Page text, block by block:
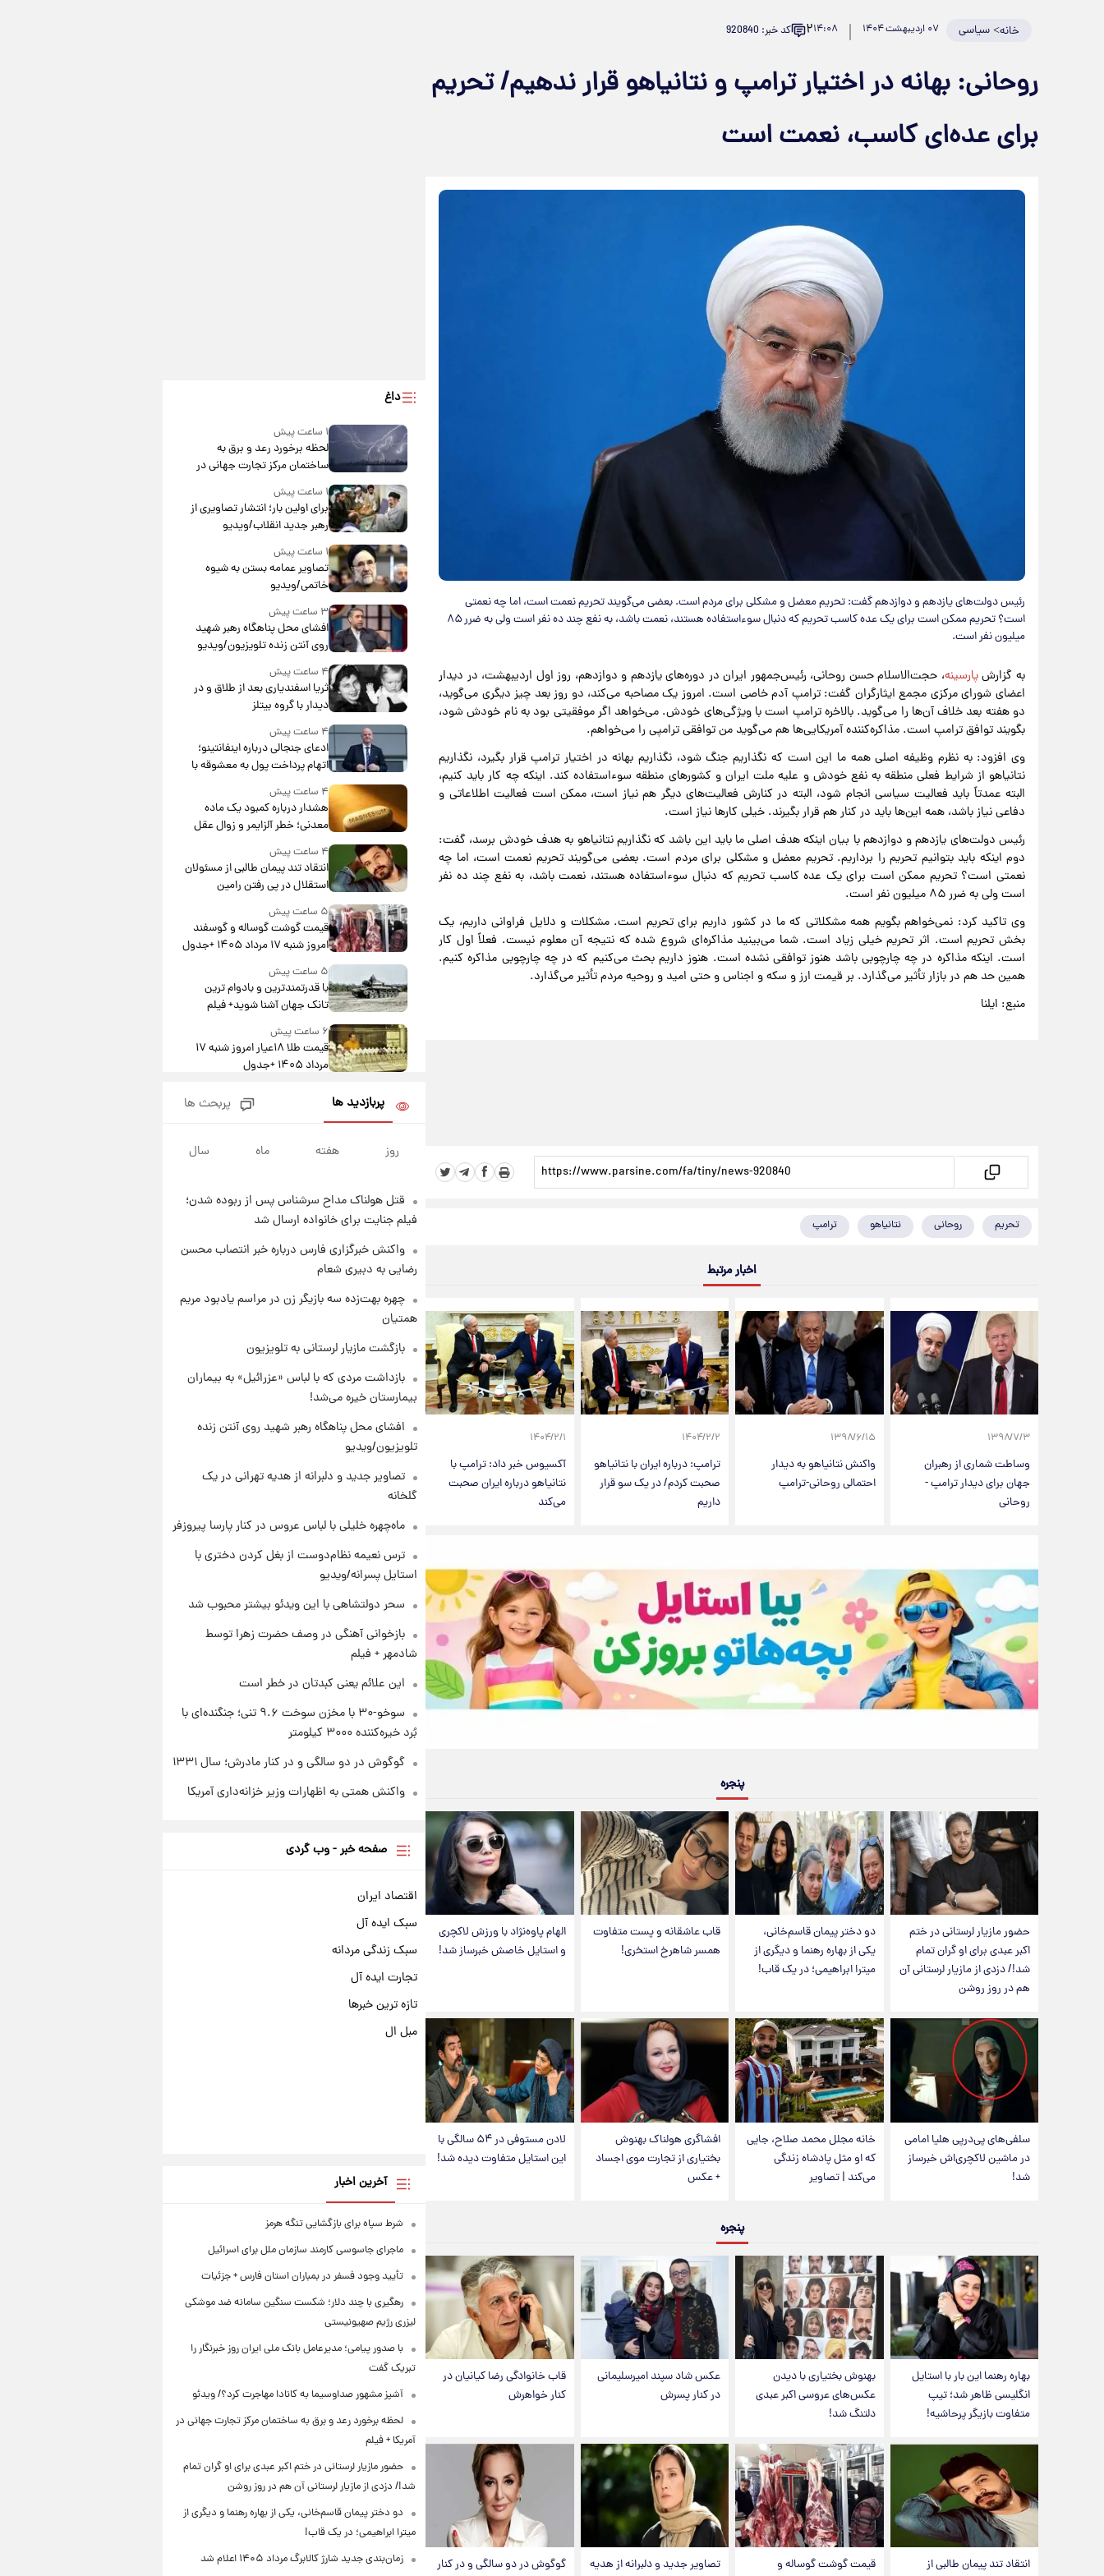
خانه>سیاسی ۰۷ اردیبهشت ۱۴۰۴ ۱۴:۰۸۲ کد خبر: 920840
روحانی: بهانه در اختیار ترامپ و نتانیاهو قرار ندهیم/ تحریم
برای عده‌ای کاسب، نعمت است
رئیس‌ دولت‌های یازدهم و دوازدهم گفت: تحریم معضل و مشکلی برای مردم است. بعضی می‌گویند تحریم نعمت است، اما چه نعمتی
است؟ تحریم ممکن است برای یک عده کاسب تحریم که دنبال سوء‌استفاده هستند، نعمت باشد، به نفع چند ده نفر است ولی به ضرر ۸۵
میلیون نفر است.
به گزارشپارسینه، حجت‌الاسلام‌ حسن روحانی، رئیس‌جمهور ایران در دوره‌های یازدهم و دوازدهم، روز اول اردیبهشت‌، در دیدار
اعضای شورای مرکزی مجمع ایثارگران گفت: ترامپ آدم خاصی است. امروز یک مصاحبه می‌کند، دو روز بعد چیز دیگری می‌گوید،
دو هفته بعد خلاف آن‌ها را می‌گوید. بالاخره ترامپ است با ویژگی‌های خودش. می‌خواهد اگر موفقیتی بود به نام خودش شود،
بگویند توافق ترامپ است. مذاکره‌کننده آمریکایی‌ها هم می‌گوید من توافقی ترامپی را می‌خواهم.
وی افزود:‌ به نظرم وظیفه اصلی همه ما این است که نگذاریم جنگ شود، نگذاریم بهانه در اختیار ترامپ قرار بگیرد، نگذاریم
نتانیاهو از شرایط فعلی منطقه به نفع خودش و علیه ملت ایران و کشورهای منطقه سوءاستفاده کند. اینکه چه کار باید کنیم،
البته عمدتاً باید فعالیت سیاسی انجام شود، البته در کنارش فعالیت‌های دیگر هم نیاز است، ممکن است فعالیت اطلاعاتی و
دفاعی نیاز باشد، همه این‌ها باید در کنار هم قرار بگیرند. خیلی کارها نیاز است.
رئیس دولت‌های یازدهم و دوازدهم با بیان اینکه هدف اصلی ما باید این باشد که نگذاریم نتانیاهو به هدف خودش برسد، گفت:
دوم اینکه باید بتوانیم تحریم را برداریم. تحریم معضل و مشکلی برای مردم است. بعضی می‌گویند تحریم نعمت است، اما چه
نعمتی است؟ تحریم ممکن است برای یک عده کاسب تحریم که دنبال سوء‌استفاده هستند، نعمت باشد، به نفع چند ده نفر
است ولی به ضرر ۸۵ میلیون نفر است.
وی تاکید کرد: نمی‌خواهم بگویم همه مشکلاتی که ما در کشور داریم برای تحریم است. مشکلات و دلایل فراوانی داریم، یک
بخش تحریم است. اثر تحریم خیلی زیاد است. شما می‌بینید مذاکره‌ای شروع شده که نتیجه آن معلوم نیست. فعلاً اول کار
است. اینکه مذاکره در چه چارچوبی باشد هنوز توافقی نشده است. هنوز داریم بحث می‌کنیم که در چه چارچوبی مذاکره کنیم.
همین حد هم در بازار تأثیر می‌گذارد. بر قیمت ارز و سکه و اجناس و حتی امید و روحیه مردم تأثیر می‌گذارد.
منبع: ایلنا
تحریم روحانی نتانیاهو ترامپ
اخبار مرتبط
۱۳۹۸/۷/۳
وساطت شماری از رهبران
جهان برای دیدار ترامپ -
روحانی
۱۳۹۸/۶/۱۵
واکنش نتانیاهو به دیدار
احتمالی روحانی-ترامپ
۱۴۰۴/۲/۲
ترامپ: درباره ایران با نتانیاهو
صحبت کردم/ در یک سو قرار
داریم
۱۴۰۴/۲/۱
آکسیوس خبر داد: ترامپ با
نتانیاهو درباره ایران صحبت
می‌کند
پنجره
حضور مازیار لرستانی در ختم
اکبر عبدی برای او گران تمام
شد!/ دزدی از مازیار لرستانی آن
هم در روز روشن
دو دختر پیمان قاسم‌خانی،
یکی از بهاره رهنما و دیگری از
میترا ابراهیمی؛ در یک قاب!
قاب عاشقانه و پست متفاوت
همسر شاهرخ استخری!
الهام پاوه‌نژاد با ورزش لاکچری
و استایل خاصش خبرساز شد!
سلفی‌های پی‌درپی هلیا امامی
در ماشین لاکچری‌اش خبرساز
شد!
خانه مجلل محمد صلاح، جایی
که او مثل پادشاه زندگی
می‌کند | تصاویر
افشاگری هولناک بهنوش
بختیاری از تجارت موی اجساد
+ عکس
لادن مستوفی در ۵۴ سالگی با
این استایل متفاوت دیده شد!
پنجره
بهاره رهنما این بار با استایل
انگلیسی ظاهر شد؛ تیپ
متفاوت بازیگر پرحاشیه!
بهنوش بختیاری با دیدن
عکس‌های عروسی اکبر عبدی
دلتنگ شد!
عکس شاد سپند امیرسلیمانی
در کنار پسرش
قاب خانوادگی رضا کیانیان در
کنار خواهرش
انتقاد تند پیمان طالبی از
قیمت گوشت گوساله و
تصاویر جدید و دلبرانه از هدیه
گوگوش در دو سالگی و در کنار
داغ
۱ ساعت پیش
لحظه برخورد رعد و برق به
ساختمان مرکز تجارت جهانی در
آمریکا + فیلم
۱ ساعت پیش
برای اولین بار؛ انتشار تصاویری از
رهبر جدید انقلاب/ویدیو
۱ ساعت پیش
تصاویر عمامه بستن به شیوه
خاتمی/ویدیو
۳ ساعت پیش
افشای محل پناهگاه‌ رهبر شهید
روی آنتن زنده تلویزیون/ویدیو
۴ ساعت پیش
ثریا اسفندیاری بعد از طلاق و در
دیدار با گروه بیتلز
۴ ساعت پیش
ادعای جنجالی درباره اینفانتینو؛
اتهام پرداخت پول به معشوقه با
درآمد یوفا
۴ ساعت پیش
هشدار درباره کمبود یک ماده
معدنی؛ خطر آلزایمر و زوال عقل
افزایش می‌یابد؟
۴ ساعت پیش
انتقاد تند پیمان طالبی از مسئولان
استقلال در پی رفتن رامین
رضاییان+ عکس
۵ ساعت پیش
قیمت گوشت گوساله و گوسفند
امروز شنبه ۱۷ مرداد ۱۴۰۵ +جدول
۵ ساعت پیش
با قدرتمندترین و بادوام ترین
تانک جهان آشنا شوید+ فیلم
۶ ساعت پیش
قیمت طلا ۱۸عیار امروز شنبه ۱۷
مرداد ۱۴۰۵ +جدول
قیمت محصولات ایران‌خودرو و
سایپا امروز شنبه ۱۷ مرداد ۱۴۰۵
۲۰ ساعت پیش
۱۴۰۵
۲۰ ساعت پیش
بازیکن به درد نخور استقلال با
مقصد اروپا این تیم را ترک کرد!
۱ روز پیش
تصاویر کمتر دیده‌شده از شهیدان
حاجی‌زاده و باقری؛ فرماندهان
پربازدید ها پربحث ها
روز هفته ماه سال
قتل هولناک مداح سرشناس پس از ربوده شدن؛
فیلم جنایت برای خانواده ارسال شد
واکنش خبرگزاری فارس درباره خبر انتصاب محسن
رضایی به دبیری شعام
چهره بهت‌زده سه بازیگر زن در مراسم یادبود مریم
همتیان
بازگشت مازیار لرستانی به تلویزیون
بازداشت مردی که با لباس «عزرائیل» به بیماران
بیمارستان خیره می‌شد!
افشای محل پناهگاه‌ رهبر شهید روی آنتن زنده
تلویزیون/ویدیو
تصاویر جدید و دلبرانه از هدیه تهرانی در یک
گلخانه
ماه‌چهره خلیلی با لباس عروس در کنار پارسا پیروزفر
ترس نعیمه نظام‌دوست از بغل کردن دختری با
استایل پسرانه/ویدیو
سحر دولتشاهی با این ویدئو بیشتر محبوب شد
بازخوانی آهنگی در وصف حضرت زهرا توسط
شادمهر + فیلم
این علائم یعنی کبدتان در خطر است
سوخو-۳۰ با مخزن سوخت ۹.۶ تنی؛ جنگنده‌ای با
بُرد خیره‌کننده ۳۰۰۰ کیلومتر
گوگوش در دو سالگی و در کنار مادرش؛ سال ۱۳۳۱
واکنش همتی به اظهارات وزیر خزانه‌داری آمریکا
صفحه خبر - وب گردی
اقتصاد ایران
سبک ایده آل
سبک زندگی مردانه
تجارت ایده آل
تازه ترین خبرها
مبل ال
آخرین اخبار
شرط سپاه برای بازگشایی تنگه هرمز
ماجرای جاسوسی کارمند سازمان ملل برای اسرائیل
تأیید وجود فسفر در بمباران استان فارس + جزئیات
رهگیری با چند دلار؛ شکست سنگین سامانه ضد موشکی
لیزری رژیم صهیونیستی
با صدور پیامی؛ مدیرعامل بانک ملی ایران روز خبرنگار را
تبریک گفت
آشپز مشهور صداوسیما به کانادا مهاجرت کرد؟/ ویدئو
لحظه برخورد رعد و برق به ساختمان مرکز تجارت جهانی در
آمریکا + فیلم
حضور مازیار لرستانی در ختم اکبر عبدی برای او گران تمام
شد!/ دزدی از مازیار لرستانی آن هم در روز روشن
دو دختر پیمان قاسم‌خانی، یکی از بهاره رهنما و دیگری از
میترا ابراهیمی؛ در یک قاب!
زمان‌بندی جدید شارژ کالابرگ مرداد ۱۴۰۵ اعلام شد